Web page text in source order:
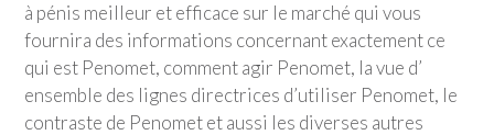
à pénis meilleur et efficace sur le marché qui vous
fournira des informations concernant exactement ce
qui est Penomet, comment agir Penomet, la vue d’
ensemble des lignes directrices d’utiliser Penomet, le
contraste de Penomet et aussi les diverses autres